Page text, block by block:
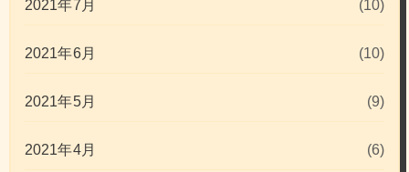
2021年7月 (10)
2021年6月 (10)
2021年5月 (9)
2021年4月 (6)